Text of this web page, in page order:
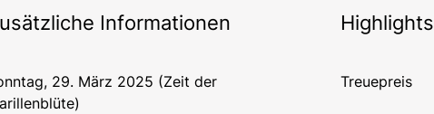
Informationen
29. März 2025 (Zeit der
Highlights
Treuepreis